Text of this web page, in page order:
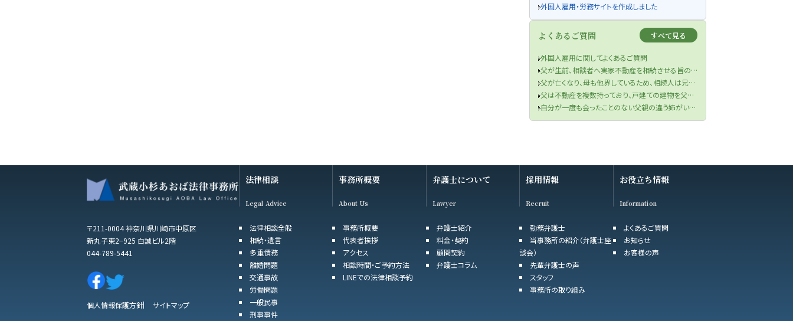
外国人雇用・労務サイトを作成しました
よくあるご質問 すべて見る
外国人雇用に関してよくあるご質問
父が生前、相談者へ実家不動産を相続させる旨の書面を作成していたものの、当該書面が遺言書の要件を満たしていなかった件
父が亡くなり、母も他界しているため、相続人は兄と私の2名でした。兄の財産目録を信じて遺産分割協議を行い、半分の金銭を受け取りました。兄が相続税申告も済ませてくれたため、手続きは終了したと思っていました。しかし、先月税務署から、父の口座から兄が1000万円を自分の口座に移していたと判明し、その金額を相続財産に加え、修正申告と追加の相続税を支払うよう求められました。取り分を主張できるのか、また追加の相続税を支払う必要があるのでしょうか？
父は不動産を複数持っており、戸建ての建物を父の知人に貸していました。役所から連絡があり、どうやら半年ほど前に賃借人が亡くなっており、現在、空き家になってしまっているということでした。まずは、賃借人の相続人に連絡をするよう言われましたが、役所は相続人の連絡先を教えてくれませんでした。私は賃借人の方と一度もお会いしたことがなく、相続人ももちろん把握していません。どうすればよいですか？
自分が一度も会ったことのない父親の違う姉がいることが判明し、財産管理能力もないことが分かったのですが、どうしたらよいですか？
〒211-0004 神奈川県川崎市中原区
新丸子東2−925 白誠ビル2階
044-789-5441
個人情報保護方針 サイトマップ
法律相談
Legal Advice
法律相談全般
相続・遺言
多重債務
離婚問題
交通事故
労働問題
一般民事
刑事事件
事務所概要
About Us
事務所概要
代表者挨拶
アクセス
相談時間・ご予約方法
LINEでの法律相談予約
弁護士について
Lawyer
弁護士紹介
料金・契約
顧問契約
弁護士コラム
採用情報
Recruit
勤務弁護士
当事務所の紹介（弁護士座
談会）
先輩弁護士の声
スタッフ
事務所の取り組み
お役立ち情報
Information
よくあるご質問
お知らせ
お客様の声